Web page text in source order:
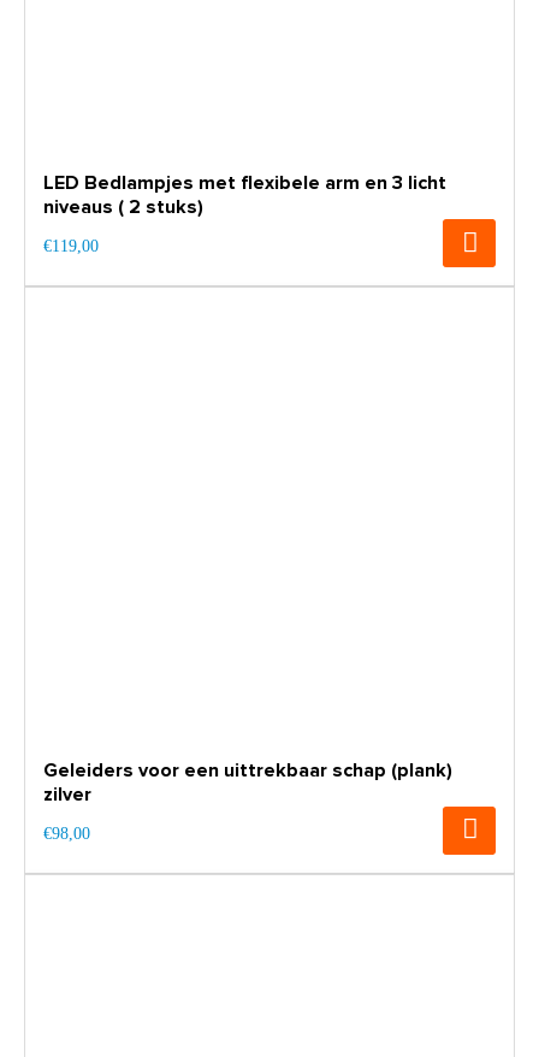
LED Bedlampjes met flexibele arm en 3 licht
niveaus ( 2 stuks)
€119,00
Geleiders voor een uittrekbaar schap (plank)
zilver
€98,00